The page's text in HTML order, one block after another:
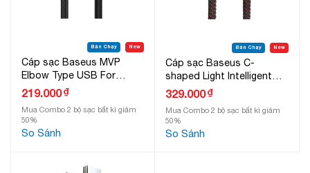
Bán Chạy New
Cáp sạc Baseus MVP
Elbow Type USB For
Lightning 2A
219.000₫
Mua Combo 2 bộ sạc bất kì giảm
50%
So Sánh
Bán Chạy New
Cáp sạc Baseus C-
shaped Light Intelligent
power-off For Lightning
329.000₫
Mua Combo 2 bộ sạc bất kì giảm
50%
So Sánh